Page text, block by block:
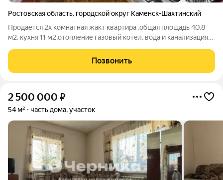
Ростовская область, городской округ Каменск-Шахтинский
Продается 2х комнатная жакт квартира ,общая площадь 40,8
м2, кухня 11 м2,отопление газовый котел, вода и канализация
Позвонить
2 500 000 ₽
54 м² часть дома, участок